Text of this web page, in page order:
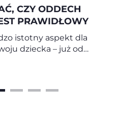
CZY ODDECH
PRAWIDŁOWY
istotny aspekt dla
dziecka – już od